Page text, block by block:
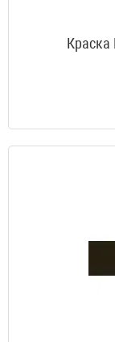
Краска